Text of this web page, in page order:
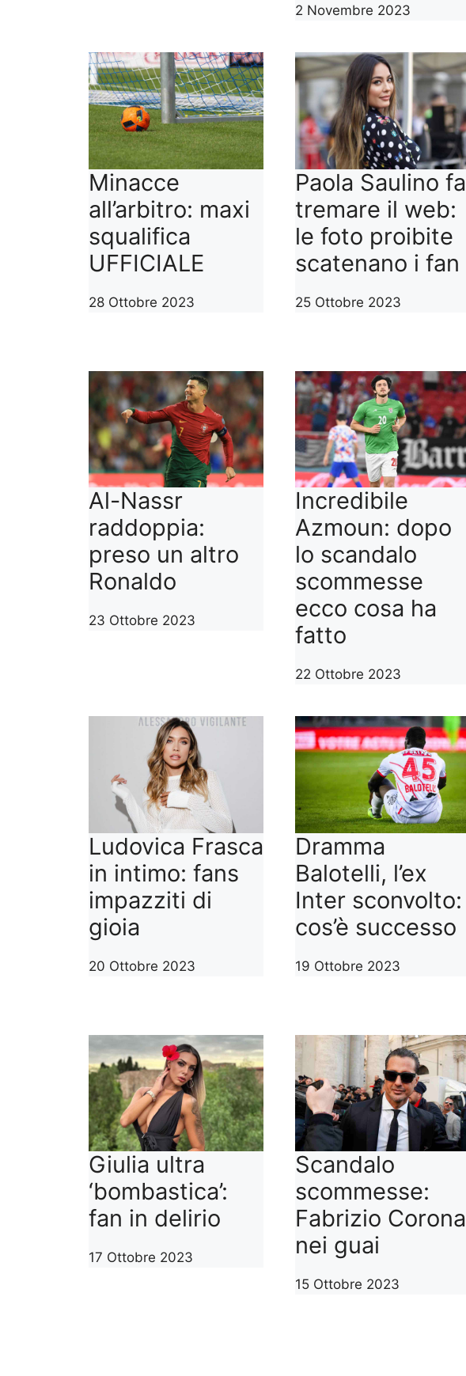
2 Novembre 2023
Minacce
all’arbitro: maxi
squalifica
UFFICIALE
28 Ottobre 2023
Paola Saulino fa
tremare il web:
le foto proibite
scatenano i fan
25 Ottobre 2023
Al-Nassr
raddoppia:
preso un altro
Ronaldo
23 Ottobre 2023
Incredibile
Azmoun: dopo
lo scandalo
scommesse
ecco cosa ha
fatto
22 Ottobre 2023
Ludovica Frasca
in intimo: fans
impazziti di
gioia
20 Ottobre 2023
Dramma
Balotelli, l’ex
Inter sconvolto:
cos’è successo
19 Ottobre 2023
Giulia ultra
‘bombastica’:
fan in delirio
17 Ottobre 2023
Scandalo
scommesse:
Fabrizio Corona
nei guai
15 Ottobre 2023